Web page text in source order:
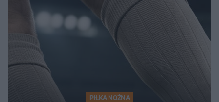
PIŁKA NOŻNA